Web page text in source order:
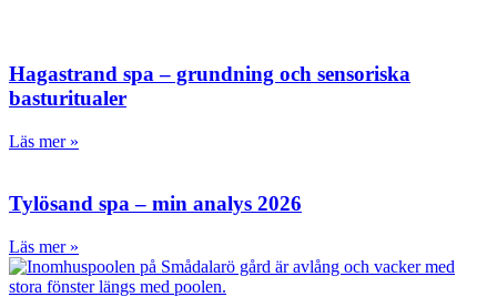
Hagastrand spa – grundning och sensoriska
basturitualer
Läs mer »
Tylösand spa – min analys 2026
Läs mer »